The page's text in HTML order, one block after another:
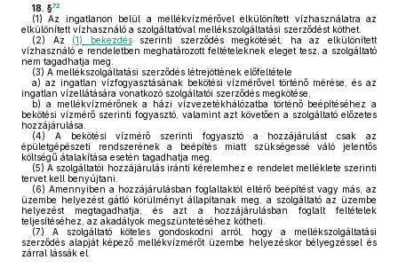
18. §72
(1) Az ingatlanon belül a mellékvízmérővel elkülönített vízhasználatra az
elkülönített vízhasználó a szolgáltatóval mellékszolgáltatási szerződést köthet.
(2) Az (1) bekezdésszerinti szerződés megkötését, ha az elkülönített
vízhasználó e rendeletben meghatározott feltételeknek eleget tesz, a szolgáltató
nem tagadhatja meg.
(3) A mellékszolgáltatási szerződés létrejöttének előfeltétele
a) az ingatlan vízfogyasztásának bekötési vízmérővel történő mérése, és az
ingatlan vízellátására vonatkozó szolgáltatói szerződés megkötése,
b) a mellékvízmérőnek a házi vízvezetékhálózatba történő beépítéséhez a
bekötési vízmérő szerinti fogyasztó, valamint azt követően a szolgáltató előzetes
hozzájárulása.
(4) A bekötési vízmérő szerinti fogyasztó a hozzájárulást csak az
épületgépészeti rendszerének a beépítés miatt szükségessé váló jelentős
költségű átalakítása esetén tagadhatja meg.
(5) A szolgáltatói hozzájárulás iránti kérelemhez e rendelet melléklete szerinti
tervet kell benyújtani.
(6) Amennyiben a hozzájárulásban foglaltaktól eltérő beépítést vagy más, az
üzembe helyezést gátló körülményt állapítanak meg, a szolgáltató az üzembe
helyezést megtagadhatja, és azt a hozzájárulásban foglalt feltételek
teljesítéséhez, az akadályok megszüntetéséhez kötheti.
(7) A szolgáltató köteles gondoskodni arról, hogy a mellékszolgáltatási
szerződés alapját képező mellékvízmérőt üzembe helyezéskor bélyegzéssel és
zárral lássák el.